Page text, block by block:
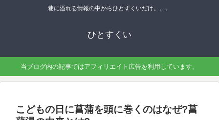
巷に溢れる情報の中からひとすくいだけ。。。
ひとすくい
当ブログ内の記事ではアフィリエイト広告を利用しています。
こどもの日に菖蒲を頭に巻くのはなぜ?菖